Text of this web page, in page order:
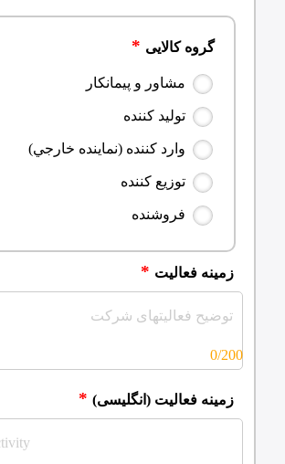
مشاور و پيمانکار
توليد کننده
وارد کننده (نماينده خارجي)
توزيع کننده
فروشنده
گروه کالایی
زمینه فعالیت
0/200
زمینه فعالیت (انگلیسی)